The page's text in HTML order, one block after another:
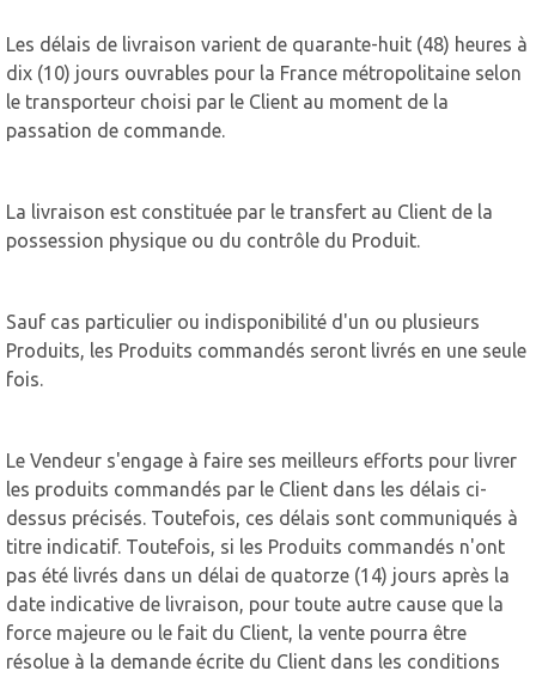
Les délais de livraison varient de quarante-huit (48) heures à
dix (10) jours ouvrables pour la France métropolitaine selon
le transporteur choisi par le Client au moment de la
passation de commande.
La livraison est constituée par le transfert au Client de la
possession physique ou du contrôle du Produit.
Sauf cas particulier ou indisponibilité d'un ou plusieurs
Produits, les Produits commandés seront livrés en une seule
fois.
Le Vendeur s'engage à faire ses meilleurs efforts pour livrer
les produits commandés par le Client dans les délais ci-
dessus précisés. Toutefois, ces délais sont communiqués à
titre indicatif. Toutefois, si les Produits commandés n'ont
pas été livrés dans un délai de quatorze (14) jours après la
date indicative de livraison, pour toute autre cause que la
force majeure ou le fait du Client, la vente pourra être
résolue à la demande écrite du Client dans les conditions